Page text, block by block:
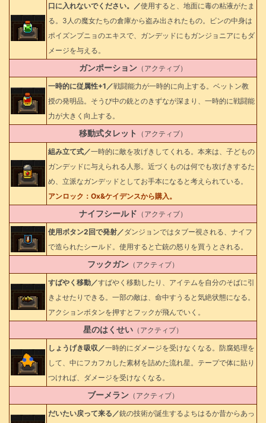
口に入れないでください。／使用すると、地面に毒の粘液がたま
る。3人の魔女たちの倉庫から盗み出されたもの。ビンの中身は
ポイズンプニョのエキスで、ガンデッドにもガンジョニアにもダ
メージを与える。
ガンポーション （アクティブ）
一時的に従属性+1／戦闘能力が一時的に向上する。ベットン教
授の発明品。そうび中の銃とのきずなが深まり、一時的に戦闘能
力が大きく向上する。
移動式タレット
（アクティブ）
組み立て式／一時的に敵を攻げきしてくれる。本来は、子どもの
ガンデッドに与えられる人形。近づくものは何でも攻げきするた
め、立派なガンデッドとしてお手本になると考えられている。
アンロック：Ox&ケイデンスから購入。
ナイフシールド （アクティブ）
使用ボタン2回で発射／ダンジョンではタブー視される、ナイフ
で造られたシールド。使用すると亡銃の怒りを買うとされる。
フックガン （アクティブ）
すばやく移動／すばやく移動したり、アイテムを自分のそばに引
きよせたりできる。一部の敵は、命中すうると気絶状態になる。
アクションボタンを押すとフックが飛んでいく。
星のはくせい （アクティブ）
しょうげき吸収／一時的にダメージを受けなくなる。防腐処理を
して、中にフカフカした素材を詰めた流れ星。テープで体に貼り
つければ、ダメージを受けなくなる。
ブーメラン （アクティブ）
だいたい戻って来る／銃の技術が誕生するよちはるか昔からあっ